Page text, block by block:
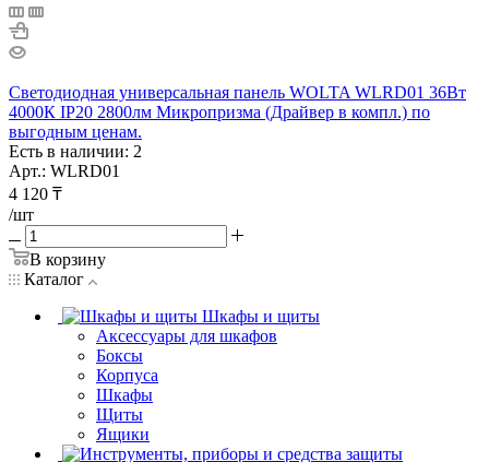
Светодиодная универсальная панель WOLTA WLRD01 36Вт
4000К IP20 2800лм Микропризма (Драйвер в компл.) по
выгодным ценам.
Есть в наличии: 2
Арт.: WLRD01
4 120 ₸
/шт
В корзину
Каталог
Шкафы и щиты
Аксессуары для шкафов
Боксы
Корпуса
Шкафы
Щиты
Ящики